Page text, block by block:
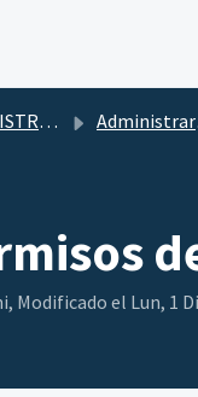
Administrar usuarios y derechos de acceso
Modificado el Lun, 1